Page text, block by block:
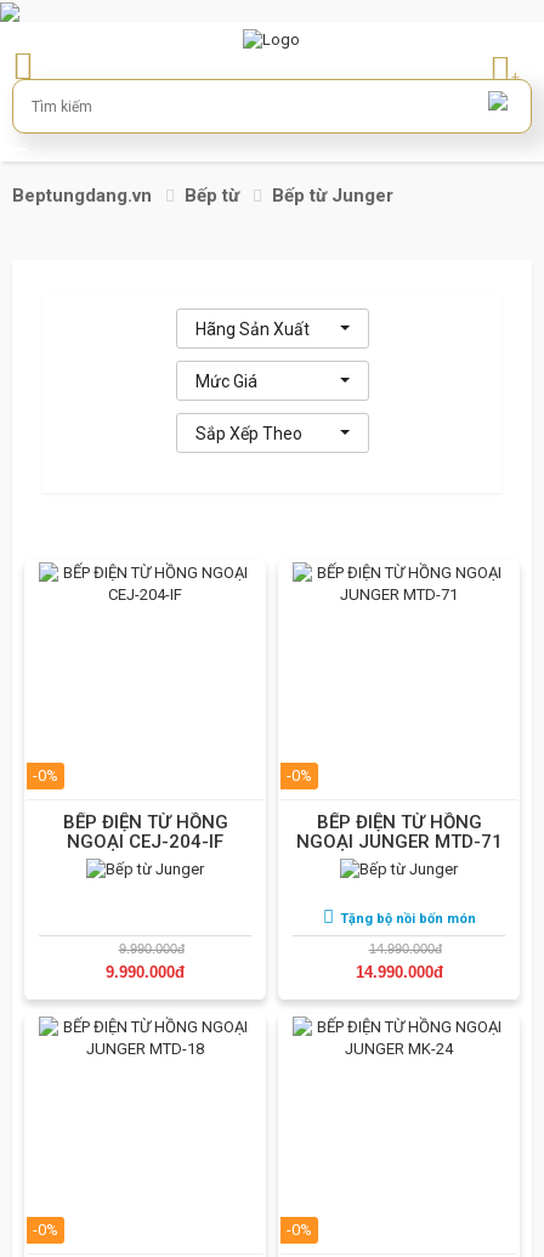
+
Beptungdang.vn Bếp từ Bếp từ Junger
Hãng Sản Xuất
Mức Giá
Sắp Xếp Theo
-0%
BẾP ĐIỆN TỪ HỒNG
NGOẠI CEJ-204-IF
9.990.000đ
9.990.000đ
-0%
BẾP ĐIỆN TỪ HỒNG
NGOẠI JUNGER MTD-71
Tặng bộ nồi bốn món
14.990.000đ
14.990.000đ
-0% -0%